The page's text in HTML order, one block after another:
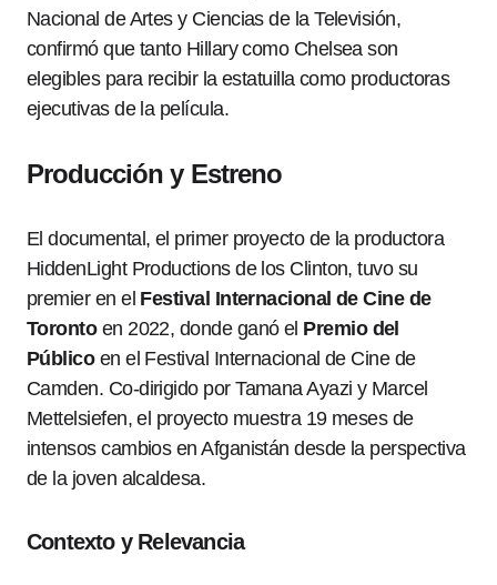
Nacional de Artes y Ciencias de la Televisión,
confirmó que tanto Hillary como Chelsea son
elegibles para recibir la estatuilla como productoras
ejecutivas de la película.
Producción y Estreno
El documental, el primer proyecto de la productora
HiddenLight Productions de los Clinton, tuvo su
premier en el Festival Internacional de Cine de
Torontoen 2022, donde ganó el Premio del
Públicoen el Festival Internacional de Cine de
Camden. Co-dirigido por Tamana Ayazi y Marcel
Mettelsiefen, el proyecto muestra 19 meses de
intensos cambios en Afganistán desde la perspectiva
de la joven alcaldesa.
Contexto y Relevancia